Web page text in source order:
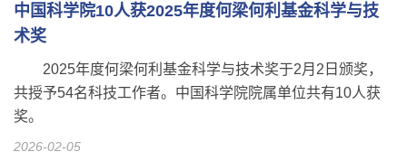
中国科学院10人获2025年度何梁何利基金科学与技
术奖
2025年度何梁何利基金科学与技术奖于2月2日颁奖，
共授予54名科技工作者。中国科学院院属单位共有10人获
奖。
2026-02-05